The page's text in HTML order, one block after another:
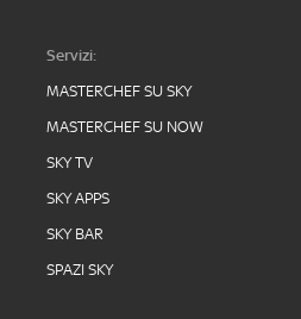
Servizi:
MASTERCHEF SU SKY
MASTERCHEF SU NOW
SKY TV
SKY APPS
SKY BAR
SPAZI SKY